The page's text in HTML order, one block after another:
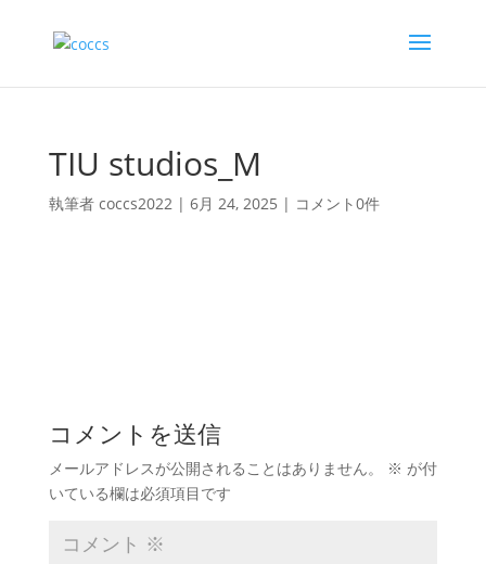
TIU studios_M
執筆者 coccs2022| 6月 24, 2025 | コメント0件
コメントを送信
メールアドレスが公開されることはありません。 ※ が付
いている欄は必須項目です